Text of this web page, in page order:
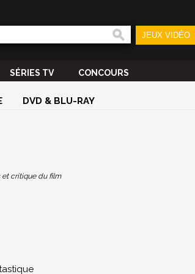
JEUX VIDÉO
SÉRIES TV CONCOURS
DVD & BLU-RAY
et critique du film